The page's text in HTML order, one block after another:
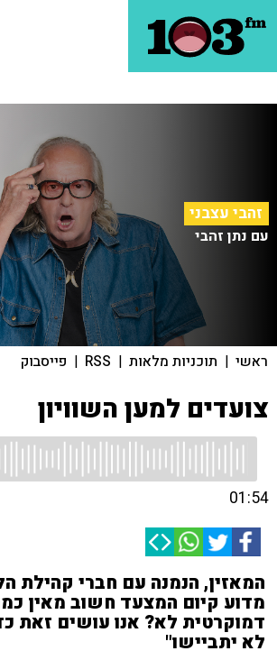
זהבי עצבני
עם נתן זהבי
ראשי | תוכניות מלאות |
RSS
| פייסבוק
צועדים למען השוויון
01:54
המאזין, הנמנה עם חברי קהילת
מדוע קיום המצעד חשוב מאין
דמוקרטית לא? אנו עושים זאת
לא יתביישו"